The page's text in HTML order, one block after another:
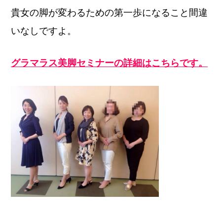
貴女の脚が変わるための第一歩になること間違
いなしですよ。
グラマラス美脚セミナーの詳細はこちらです。